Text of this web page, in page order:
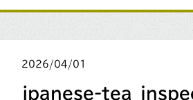
2026/04/01
jpanese-